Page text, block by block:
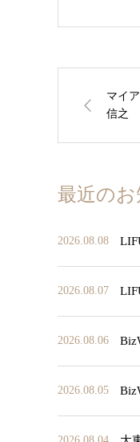
マイ
信之
最近の
2026.08.08
2026.08.07
2026.08.06
2026.08.05